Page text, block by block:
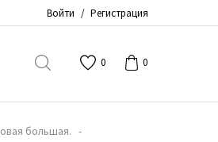
Войти / Регистрация
0 0
большая.